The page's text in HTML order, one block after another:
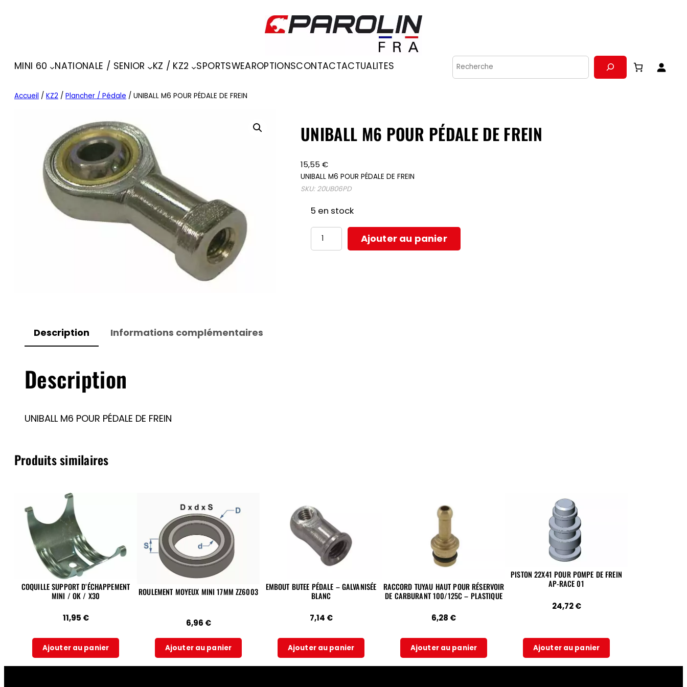
MINI 60 NATIONALE / SENIOR KZ / KZ2 SPORTSWEAROPTIONSCONTACTACTUALITES Recherche
Accueil / KZ2 / Plancher / Pédale / UNIBALL M6 POUR PÉDALE DE FREIN
UNIBALL M6 POUR PÉDALE DE FREIN
15,55 €
UNIBALL M6 POUR PÉDALE DE FREIN
SKU: 20UB06PD
5 en stock
quantité
de
Ajouter au panier
Description Informations complémentaires
Description
UNIBALL M6 POUR PÉDALE DE FREIN
Produits similaires
COQUILLE SUPPORT D’ÉCHAPPEMENT
MINI / OK / X30
11,95 €
Ajouter au panier
ROULEMENT MOYEUX MINI 17MM ZZ6003
6,96 €
Ajouter au panier
EMBOUT BUTEE PÉDALE – GALVANISÉE
BLANC
7,14 €
Ajouter au panier
RACCORD TUYAU HAUT POUR RÉSERVOIR
DE CARBURANT 100/125C – PLASTIQUE
6,28 €
Ajouter au panier
PISTON 22X41 POUR POMPE DE FREIN
AP-RACE 01
24,72€
Ajouter au panier